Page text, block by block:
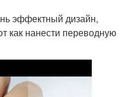
эффектный дизайн,
как нанести переводную